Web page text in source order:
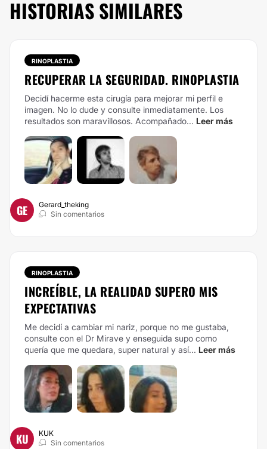
HISTORIAS SIMILARES
RINOPLASTIA
RECUPERAR LA SEGURIDAD. RINOPLASTIA
Decidí hacerme esta cirugía para mejorar mi perfil e
imagen. No lo dude y consulte inmediatamente. Los
resultados son maravillosos. Acompañado... Leer más
GE
Gerard_theking
Sin comentarios
RINOPLASTIA
INCREÍBLE, LA REALIDAD SUPERO MIS
EXPECTATIVAS
Me decidí a cambiar mi nariz, porque no me gustaba,
consulte con el Dr Mirave y enseguida supo como
quería que me quedara, super natural y así... Leer más
KU
KUK
Sin comentarios